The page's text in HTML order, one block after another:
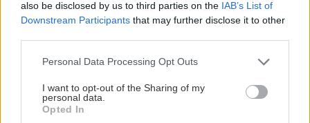
also be disclosed by us to third parties on the IAB’s List of
Downstream Participants that may further disclose it to other
Please note that this website/app uses one or more Google
not limited to your visit or usage behaviour. You may click to
grant or deny consent to Google and its third-party tags to
use your data for below specified purposes in below Google
Personal Data Processing Opt Outs
I want to opt-out of the Sharing of my
personal data.
Opted In
Όλες οι Αίθουσες
ΑΊΘΟΥΣΕΣ (ΑΛΦΑΒΗΤΙΚΆ)